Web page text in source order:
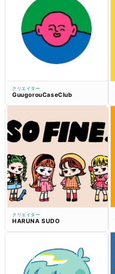
クリエイター
GuugorouCaseClub
クリエイター
HARUNA SUDO